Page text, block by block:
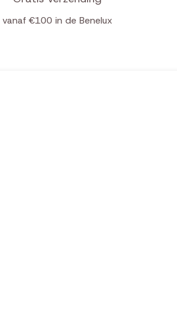
vanaf €100 in de Benelux